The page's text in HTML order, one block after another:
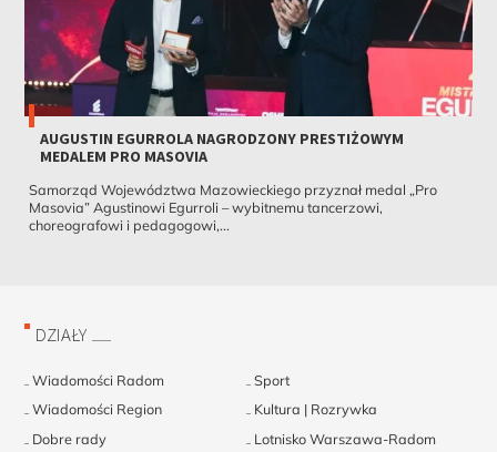
AUGUSTIN EGURROLA NAGRODZONY PRESTIŻOWYM
MEDALEM PRO MASOVIA
Samorząd Województwa Mazowieckiego przyznał medal „Pro
Masovia” Agustinowi Egurroli – wybitnemu tancerzowi,
choreografowi i pedagogowi,...
DZIAŁY
Wiadomości Radom
Sport
Wiadomości Region
Kultura | Rozrywka
Dobre rady
Lotnisko Warszawa-Radom